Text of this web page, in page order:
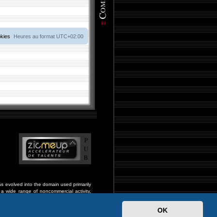
OK
Heures au format UTC+02:00
P
U
B
evolved into the domain used primarily
wide range of noncommercial activity,